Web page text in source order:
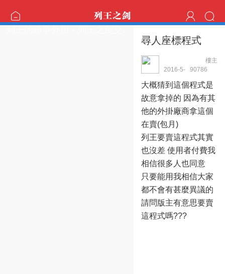
尋人座標程式
樓主
mp25383798
90786
2016-5-
大概猜到這個程式是
故意拿掉的 因為有其
他的外掛廠商拿這個
在賣(包月)
列王要賣這程式其實
也沒差 使用者付費我
相信很多人也同意
只要能用我相信大家
都不會有甚麼異議的
請問版主有意思要賣
這程式嗎???